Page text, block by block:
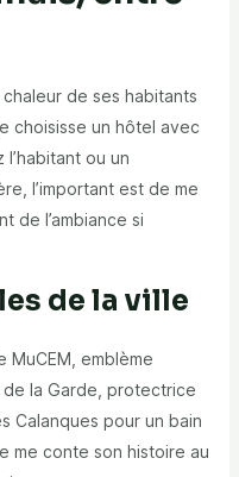
de ses habitants
choisisse un hôtel avec
ou un
l’important est de me
de l’ambiance si
de la ville
MuCEM, emblème
la Garde, protectrice
Calanques pour un bain
me conte son histoire au